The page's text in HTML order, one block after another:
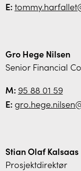
E:
Gro Hege Nilsen
Senior Financial
M: 95 88 01 59
E:
Stian Olaf Kalsaas
Prosjektdirektør